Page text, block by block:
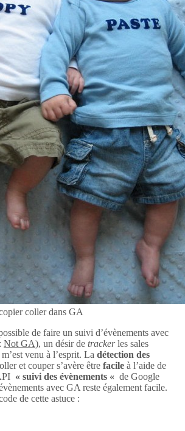
coller dans GA
de faire un suivi d’évènements avec
Not GA), un désir de trackerles sales
m’est venu à l’esprit. La détection des
et couper s’avère être facile à l’aide de
« suivi des évènements « de Google
avec GA reste également facile.
de cette astuce :